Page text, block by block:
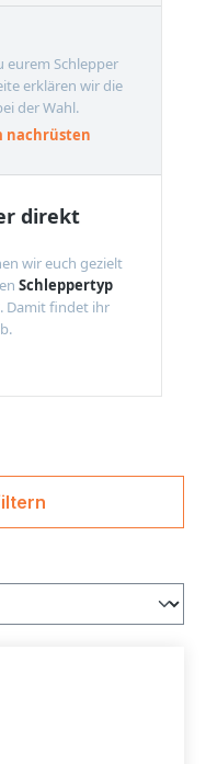
eurem Schlepper
erklären wir die
der Wahl.
nachrüsten
direkt
wir euch gezielt
Schleppertyp
. Damit findet ihr